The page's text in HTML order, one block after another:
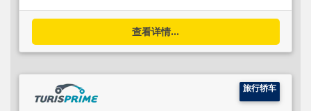
查看详情...
旅行轿车